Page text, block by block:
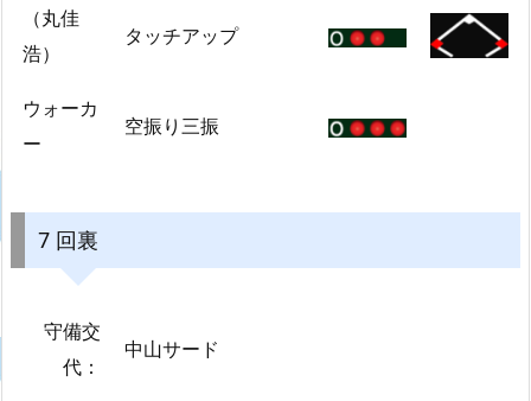
（丸佳
浩）
タッチアップ
ウォーカ
ー
空振り三振
7 回裏
守備交
代：
中山サード